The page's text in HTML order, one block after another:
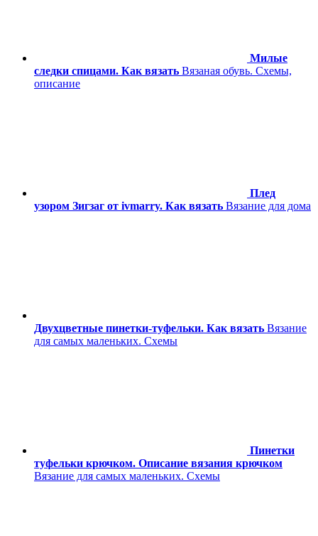
Милые
следки спицами. Как вязать Вязаная обувь. Схемы,
описание
Плед
узором Зигзаг от ivmarry. Как вязать Вязание для дома
Двухцветные пинетки-туфельки. Как вязать Вязание
для самых маленьких. Схемы
Пинетки
туфельки крючком. Описание вязания крючком
Вязание для самых маленьких. Схемы